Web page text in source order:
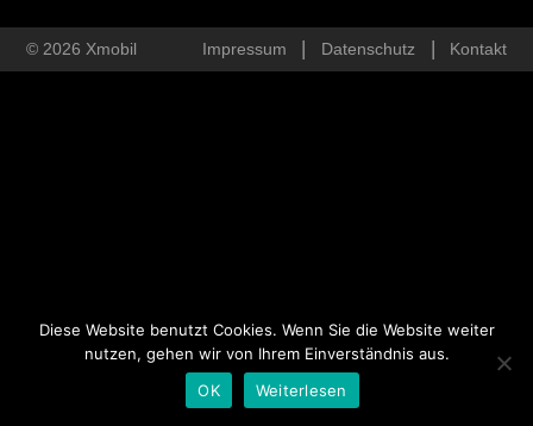
© 2026 Xmobil Impressum Datenschutz Kontakt
Diese Website benutzt Cookies. Wenn Sie die Website weiter
nutzen, gehen wir von Ihrem Einverständnis aus.
OK
Weiterlesen